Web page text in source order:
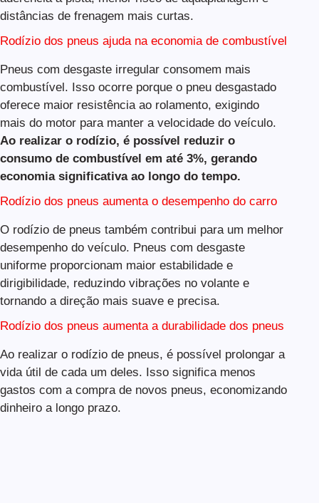
distâncias de frenagem mais curtas.
Rodízio dos pneus ajuda na economia de combustível
Pneus com desgaste irregular consomem mais
combustível. Isso ocorre porque o pneu desgastado
oferece maior resistência ao rolamento, exigindo
mais do motor para manter a velocidade do veículo.
Ao realizar o rodízio, é possível reduzir o
consumo de combustível em até 3%, gerando
economia significativa ao longo do tempo.
Rodízio dos pneus aumenta o desempenho do carro
O rodízio de pneus também contribui para um melhor
desempenho do veículo. Pneus com desgaste
uniforme proporcionam maior estabilidade e
dirigibilidade, reduzindo vibrações no volante e
tornando a direção mais suave e precisa.
Rodízio dos pneus aumenta a durabilidade dos pneus
Ao realizar o rodízio de pneus, é possível prolongar a
vida útil de cada um deles. Isso significa menos
gastos com a compra de novos pneus, economizando
dinheiro a longo prazo.